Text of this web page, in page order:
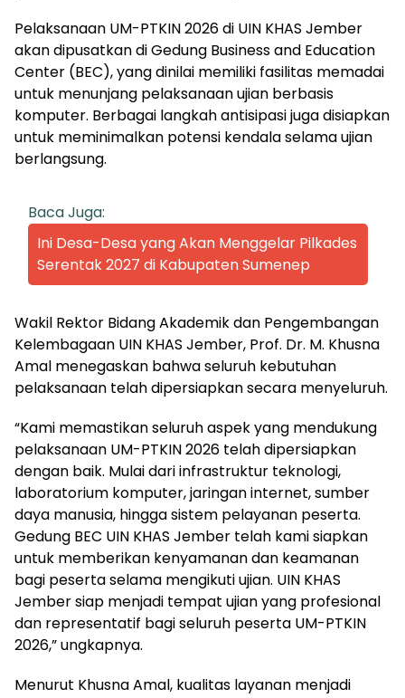
Pelaksanaan UM-PTKIN 2026 di UIN KHAS Jember
akan dipusatkan di Gedung Business and Education
Center (BEC), yang dinilai memiliki fasilitas memadai
untuk menunjang pelaksanaan ujian berbasis
komputer. Berbagai langkah antisipasi juga disiapkan
untuk meminimalkan potensi kendala selama ujian
berlangsung.
Baca Juga:
Ini Desa-Desa yang Akan Menggelar Pilkades
Serentak 2027 di Kabupaten Sumenep
Wakil Rektor Bidang Akademik dan Pengembangan
Kelembagaan UIN KHAS Jember, Prof. Dr. M. Khusna
Amal menegaskan bahwa seluruh kebutuhan
pelaksanaan telah dipersiapkan secara menyeluruh.
“Kami memastikan seluruh aspek yang mendukung
pelaksanaan UM-PTKIN 2026 telah dipersiapkan
dengan baik. Mulai dari infrastruktur teknologi,
laboratorium komputer, jaringan internet, sumber
daya manusia, hingga sistem pelayanan peserta.
Gedung BEC UIN KHAS Jember telah kami siapkan
untuk memberikan kenyamanan dan keamanan
bagi peserta selama mengikuti ujian. UIN KHAS
Jember siap menjadi tempat ujian yang profesional
dan representatif bagi seluruh peserta UM-PTKIN
2026,” ungkapnya.
Menurut Khusna Amal, kualitas layanan menjadi